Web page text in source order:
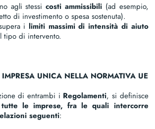
agli stessicosti ammissibili (ad esempio,
di investimento o spesa sostenuta).
i limiti massimi di intensità di aiuto
tipo di intervento.
UNICA NELLA NORMATIVA UE
di entrambi i Regolamenti, si definisce
tutte le imprese, fra le quali intercorre
seguenti: